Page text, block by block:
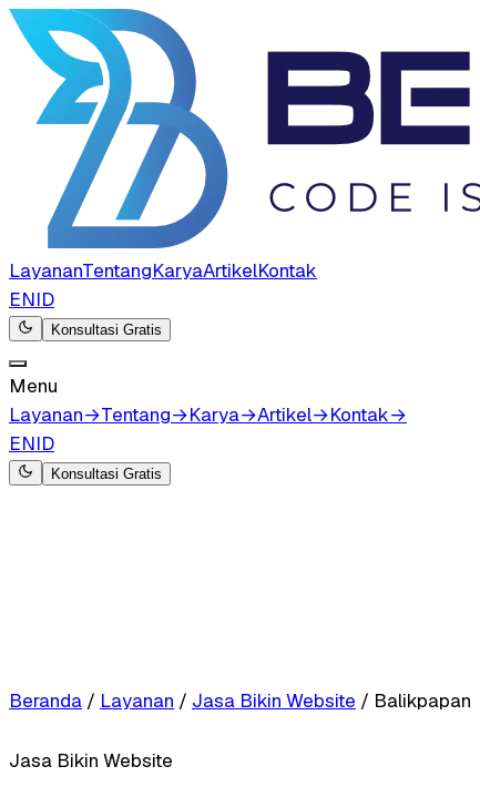
LayananTentangKaryaArtikelKontak
ENID
Konsultasi Gratis
Menu
Layanan→Tentang→Karya→Artikel→Kontak→
ENID
Konsultasi Gratis
Beranda / Layanan / Jasa Bikin Website / Balikpapan
Jasa Bikin Website